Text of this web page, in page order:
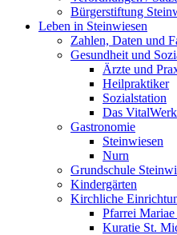
Bürgerstiftung
Leben in Steinwiesen
Zahlen, Daten und
Gesundheit und
Ärzte und
Heilpraktiker
Sozialstation
Das VitalWerk
Gastronomie
Steinwiesen
Nurn
Grundschule
Kindergärten
Kirchliche
Pfarrei
Kuratie St.